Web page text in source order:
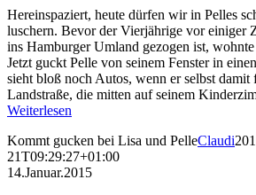
Hereinspaziert, heute dürfen wir in Pelles
luschern. Bevor der Vierjährige vor einiger
ins Hamburger Umland gezogen ist,
Jetzt guckt Pelle von seinem Fenster in
sieht bloß noch Autos, wenn er selbst damit
Landstraße, die mitten auf seinem
Weiterlesen
Kommt gucken bei Lisa und PelleClaudi
21T09:29:27+01:00
14.Januar.2015